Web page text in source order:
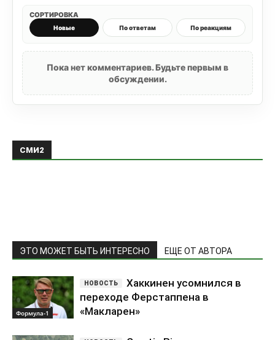
СОРТИРОВКА
Новые По ответам По реакциям
Пока нет комментариев. Будьте первым в
обсуждении.
СМИ2
ЭТО МОЖЕТ БЫТЬ ИНТЕРЕСНО ЕЩЕ ОТ АВТОРА
Формула-1
Хаккинен усомнился в
переходе Ферстаппена в
«Макларен»